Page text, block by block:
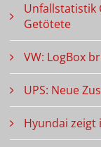
Unfallstatistik
Getötete
VW: LogBox
UPS: Neue
Hyundai zeigt